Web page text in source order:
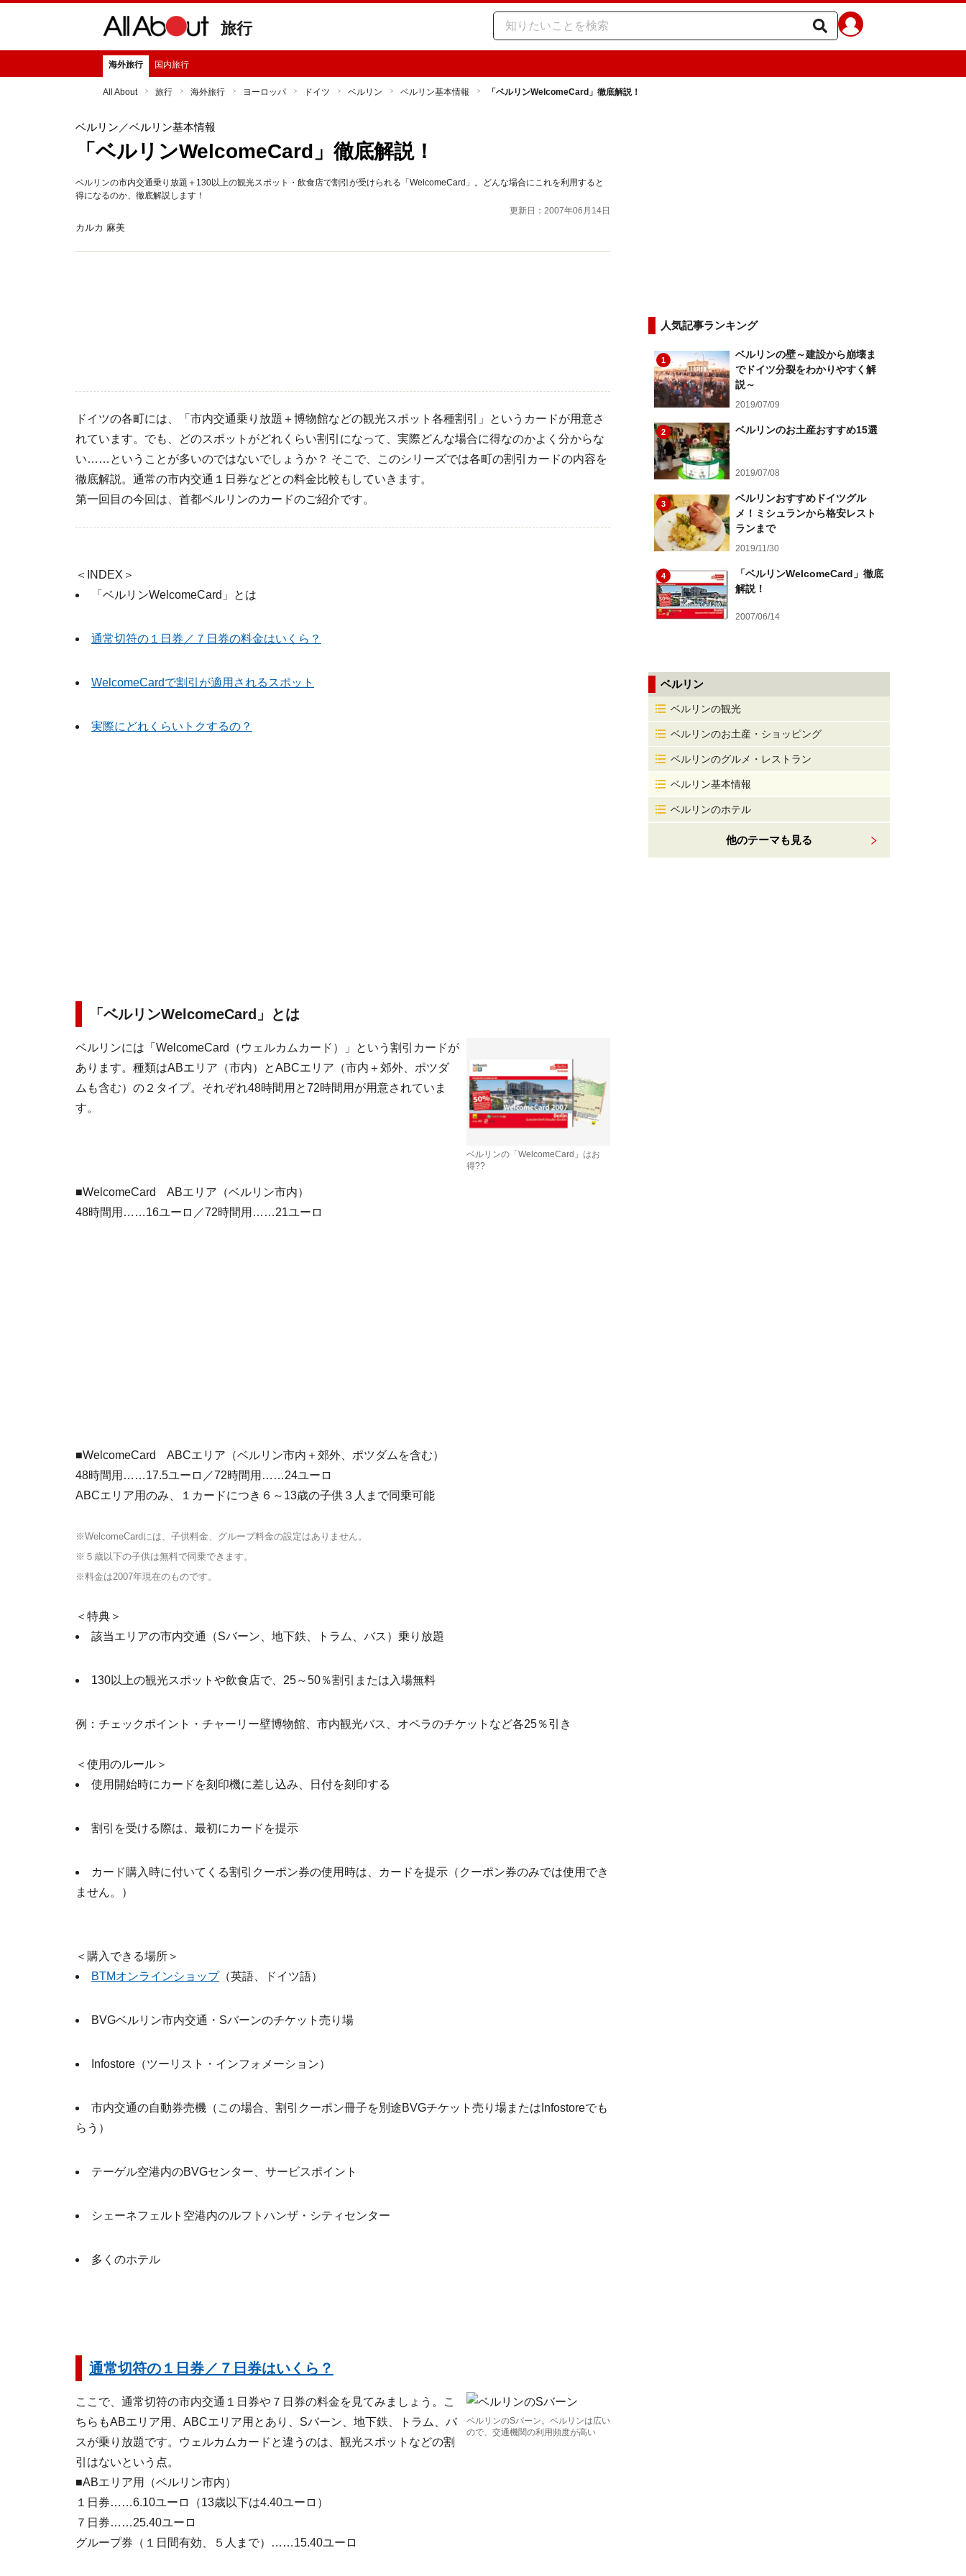
旅行
海外旅行 国内旅行
All About 旅行 海外旅行 ヨーロッパ ドイツ ベルリン ベルリン基本情報 「ベルリンWelcomeCard」徹底解説！
ベルリン ／ベルリン基本情報
「ベルリンWelcomeCard」徹底解説！
ベルリンの市内交通乗り放題＋130以上の観光スポット・飲食店で割引が受けられる「WelcomeCard」。どんな場合にこれを利用すると
得になるのか、徹底解説します！
更新日：2007年06月14日
カルカ 麻美
ドイツの各町には、「市内交通乗り放題＋博物館などの観光スポット各種割引」というカードが用意さ
れています。でも、どのスポットがどれくらい割引になって、実際どんな場合に得なのかよく分からな
い……ということが多いのではないでしょうか？ そこで、このシリーズでは各町の割引カードの内容を
徹底解説。通常の市内交通１日券などとの料金比較もしていきます。
第一回目の今回は、首都ベルリンのカードのご紹介です。
＜INDEX＞
「ベルリンWelcomeCard」とは
通常切符の１日券／７日券の料金はいくら？
WelcomeCardで割引が適用されるスポット
実際にどれくらいトクするの？
「ベルリンWelcomeCard」とは
ベルリンの「WelcomeCard」はお
得??
ベルリンには「WelcomeCard（ウェルカムカード）」という割引カードが
あります。種類はABエリア（市内）とABCエリア（市内＋郊外、ポツダ
ムも含む）の２タイプ。それぞれ48時間用と72時間用が用意されていま
す。
■WelcomeCard ABエリア（ベルリン市内）
48時間用……16ユーロ／72時間用……21ユーロ
■WelcomeCard ABCエリア（ベルリン市内＋郊外、ポツダムを含む）
48時間用……17.5ユーロ／72時間用……24ユーロ
ABCエリア用のみ、１カードにつき６～13歳の子供３人まで同乗可能
※WelcomeCardには、子供料金、グループ料金の設定はありません。
※５歳以下の子供は無料で同乗できます。
※料金は2007年現在のものです。
＜特典＞
該当エリアの市内交通（Sバーン、地下鉄、トラム、バス）乗り放題
130以上の観光スポットや飲食店で、25～50％割引または入場無料
例：チェックポイント・チャーリー壁博物館、市内観光バス、オペラのチケットなど各25％引き
＜使用のルール＞
使用開始時にカードを刻印機に差し込み、日付を刻印する
割引を受ける際は、最初にカードを提示
カード購入時に付いてくる割引クーポン券の使用時は、カードを提示（クーポン券のみでは使用でき
ません。）
＜購入できる場所＞
BTMオンラインショップ（英語、ドイツ語）
BVGベルリン市内交通・Sバーンのチケット売り場
Infostore（ツーリスト・インフォメーション）
市内交通の自動券売機（この場合、割引クーポン冊子を別途BVGチケット売り場またはInfostoreでも
らう）
テーゲル空港内のBVGセンター、サービスポイント
シェーネフェルト空港内のルフトハンザ・シティセンター
多くのホテル
通常切符の１日券／７日券はいくら？
ベルリンのSバーン。ベルリンは広い
ので、交通機関の利用頻度が高い
ここで、通常切符の市内交通１日券や７日券の料金を見てみましょう。こ
ちらもABエリア用、ABCエリア用とあり、Sバーン、地下鉄、トラム、バ
スが乗り放題です。ウェルカムカードと違うのは、観光スポットなどの割
引はないという点。
■ABエリア用（ベルリン市内）
１日券……6.10ユーロ（13歳以下は4.40ユーロ）
７日券……25.40ユーロ
グループ券（１日間有効、５人まで）……15.40ユーロ
人気記事ランキング
1
ベルリンの壁～建設から崩壊ま
でドイツ分裂をわかりやすく解
説～
2019/07/09
2 ベルリンのお土産おすすめ15選
2019/07/08
3
ベルリンおすすめドイツグル
メ！ミシュランから格安レスト
ランまで
2019/11/30
4
「ベルリンWelcomeCard」徹底
解説！
2007/06/14
ベルリン
ベルリンの観光
ベルリンのお土産・ショッピング
ベルリンのグルメ・レストラン
ベルリン基本情報
ベルリンのホテル
他のテーマも見る